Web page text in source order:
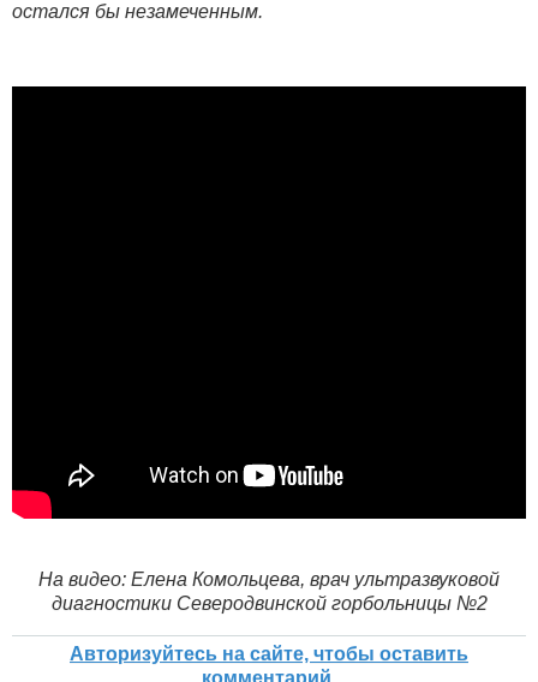
остался бы незамеченным.
На видео: Елена Комольцева, врач ультразвуковой
диагностики Северодвинской горбольницы №2
Авторизуйтесь на сайте, чтобы оставить